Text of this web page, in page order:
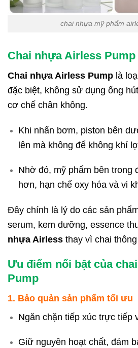
chai nhựa mỹ phẩm
Chai nhựa Airless
Chai nhựa Airless Pump là
đặc biệt, không sử dụng ống
cơ chế chân không.
Khi nhấn bơm, piston bên
lên mà không để không khí
Nhờ đó, mỹ phẩm bên trong
hơn, hạn chế oxy hóa và vi
Đây chính là lý do các sản
serum, kem dưỡng, essence
nhựa Airless thay vì chai
Ưu điểm nổi bật của
Pump
1. Bảo quản sản phẩm tối ưu
Ngăn chặn tiếp xúc trực tiếp
Giữ nguyên hoạt chất, đảm